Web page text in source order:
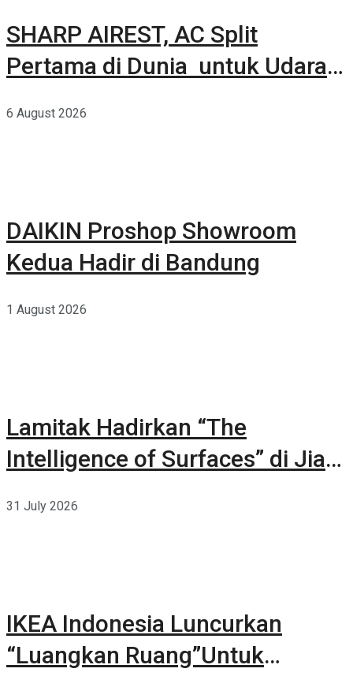
SHARP AIREST, AC Split
Pertama di Dunia untuk Udara
6 August 2026
DAIKIN Proshop Showroom
Kedua Hadir di Bandung
1 August 2026
Lamitak Hadirkan “The
Intelligence of Surfaces” di Jia
31 July 2026
IKEA Indonesia Luncurkan
“Luangkan Ruang”Untuk